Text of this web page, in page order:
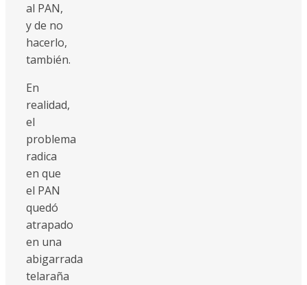
al PAN,
y de no
hacerlo,
también.
En
realidad,
el
problema
radica
en que
el PAN
quedó
atrapado
en una
abigarrada
telaraña